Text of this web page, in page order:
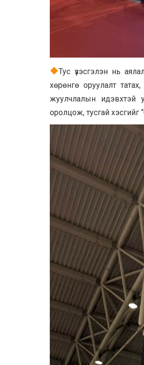
Тус үзэсгэлэн нь
хөрөнгө оруулалт
жуулчлалын идэвхтэй
оролцож, тусгай хэсгийг